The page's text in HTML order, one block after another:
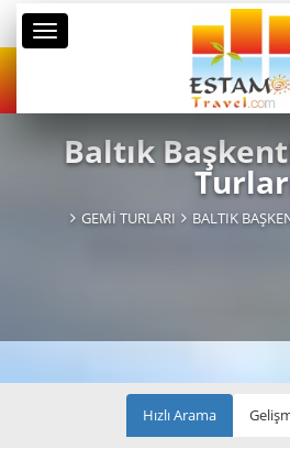
Kategoriler
Baltık
GEMI TURLARI BALTIK
Hızlı Arama